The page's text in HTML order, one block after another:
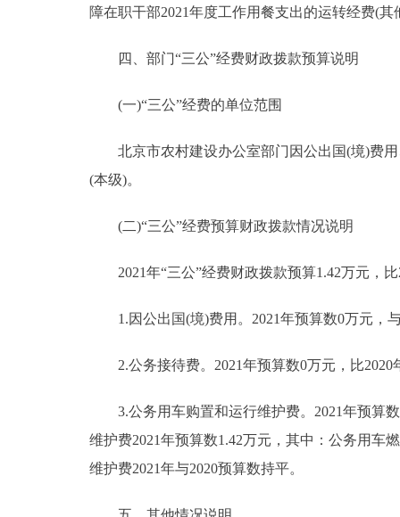
障在职干部2021年度工作用餐支出的运转经费(
四、部门“三公”经费财政拨款预算说明
(一)“三公”经费的单位范围
北京市农村建设办公室部门因公出国(境)费用
(本级)。
(二)“三公”经费预算财政拨款情况说明
2021年“三公”经费财政拨款预算1.42万元，比
1.因公出国(境)费用。2021年预算数0万元，
2.公务接待费。2021年预算数0万元，比2020
3.公务用车购置和运行维护费。2021年预算数
维护费2021年预算数1.42万元，其中：公务用车
维护费2021年与2020预算数持平。